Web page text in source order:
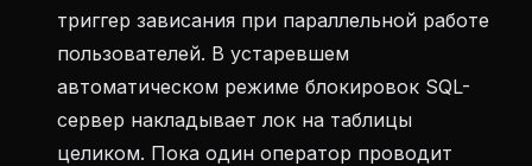
триггер зависания при параллельной работе
пользователей. В устаревшем
автоматическом режиме блокировок SQL-
сервер накладывает лок на таблицы
целиком. Пока один оператор проводит